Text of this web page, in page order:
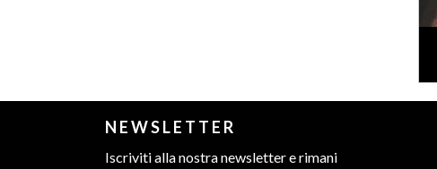
NEWSLETTER
Iscriviti alla nostra newsletter e rimani